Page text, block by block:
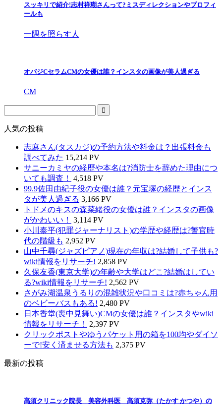
スッキリで紹介!志村祥瑚さんって?ミスディレクションやプロフィ
ールも
一隅を照らす人
オバジCセラムCMの女優は誰？インスタの画像が美人過ぎる
CM
人気の投稿
志麻さん(タスカジ)の予約方法や料金は？出張料金も
調べてみた 15,214 PV
サニーカミヤの経歴や本名は?消防士を辞めた理由につ
いても調査！
4,518 PV
99.9佐田由紀子役の女優は誰？元宝塚の経歴とインス
タが美人過ぎる 3,166 PV
トドメのキスの森菜緒役の女優は誰？インスタの画像
がかわいい！
3,114 PV
小川泰平(犯罪ジャーナリスト)の学歴や経歴は?警官時
代の階級も 2,952 PV
山中千尋(ジャズピアノ)現在の年収は?結婚して子供も?
wiki情報をリサーチ! 2,858 PV
久保友香(東京大学)の年齢や大学はどこ?結婚はしてい
る?wiki情報をリサーチ! 2,562 PV
さがみ湖温泉うるりの混雑状況や口コミは?赤ちゃん用
のベビーバスもある! 2,480 PV
日本香堂(喪中見舞い)CMの女優は誰？インスタやwiki
情報をリサーチ！
2,397 PV
クリックポストやゆうパケット用の箱を100均やダイソ
ーで!安く済ませる方法も 2,375 PV
最新の投稿
高須クリニック院長 美容外科医 高須克弥（たかす かつや）の